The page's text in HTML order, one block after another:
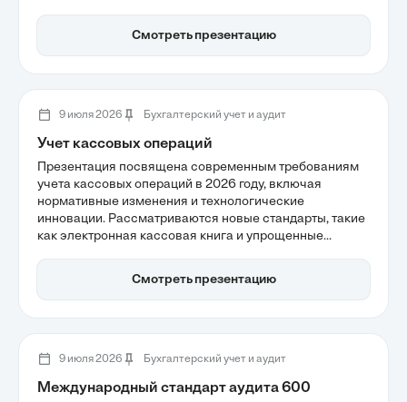
узнают, как минимизировать риски и избежать
негативных последствий в условиях современного
Смотреть презентацию
9 июля 2026 Бухгалтерский учет и аудит
Учет кассовых операций
Презентация посвящена современным требованиям
учета кассовых операций в 2026 году, включая
нормативные изменения и технологические
инновации. Рассматриваются новые стандарты, такие
как электронная кассовая книга и упрощенные
соблюдения лимитов наличных средств. Участники
узнают, как автоматизация процессов способствует
Смотреть презентацию
9 июля 2026 Бухгалтерский учет и аудит
Международный стандарт аудита 600